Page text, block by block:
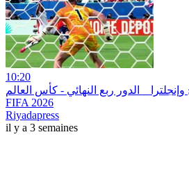
10:20
_ الدور ربع النهائي - كأس العالم
FIFA 2026
Riyadapress
il y a 3 semaines